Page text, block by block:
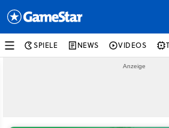
SPIELE NEWS VIDEOS